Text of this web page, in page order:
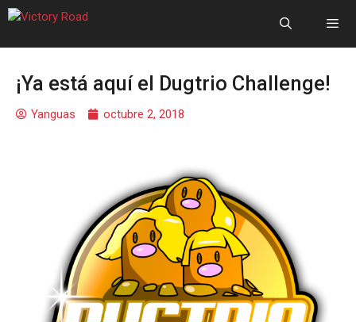
¡Ya está aquí el Dugtrio Challenge!
Yanguas octubre 2, 2018